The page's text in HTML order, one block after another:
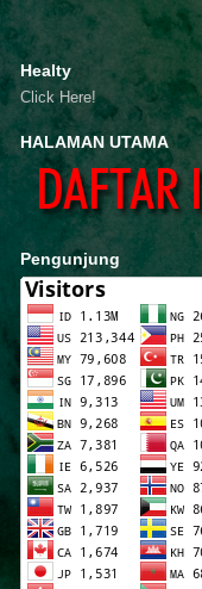
Healty
Click Here!
HALAMAN UTAMA
Pengunjung